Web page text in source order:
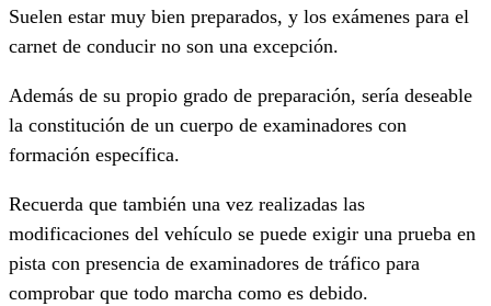
Suelen estar muy bien preparados, y los exámenes para el
carnet de conducir no son una excepción.
Además de su propio grado de preparación, sería deseable
la constitución de un cuerpo de examinadores con
formación específica.
Recuerda que también una vez realizadas las
modificaciones del vehículo se puede exigir una prueba en
pista con presencia de examinadores de tráfico para
comprobar que todo marcha como es debido.